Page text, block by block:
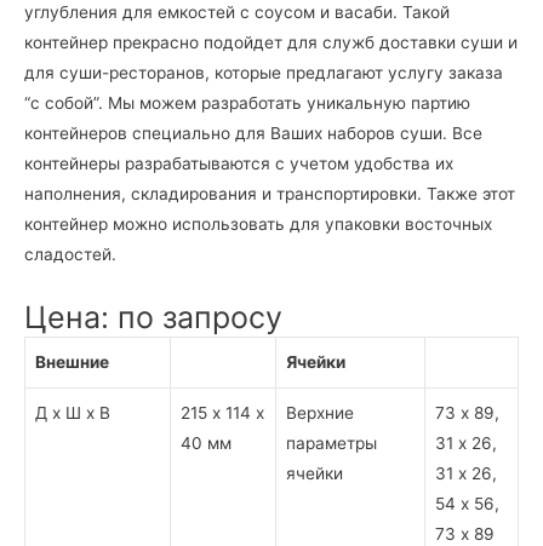
углубления для емкостей с соусом и васаби. Такой
контейнер прекрасно подойдет для служб доставки суши и
для суши-ресторанов, которые предлагают услугу заказа
“с собой”. Мы можем разработать уникальную партию
контейнеров специально для Ваших наборов суши. Все
контейнеры разрабатываются с учетом удобства их
наполнения, складирования и транспортировки. Также этот
контейнер можно использовать для упаковки восточных
сладостей.
Цена: по запросу
Внешние Ячейки
Д х Ш х В
215 х 114 х
40 мм
Верхние
параметры
ячейки
73 х 89,
31 х 26,
31 х 26,
54 х 56,
73 х 89